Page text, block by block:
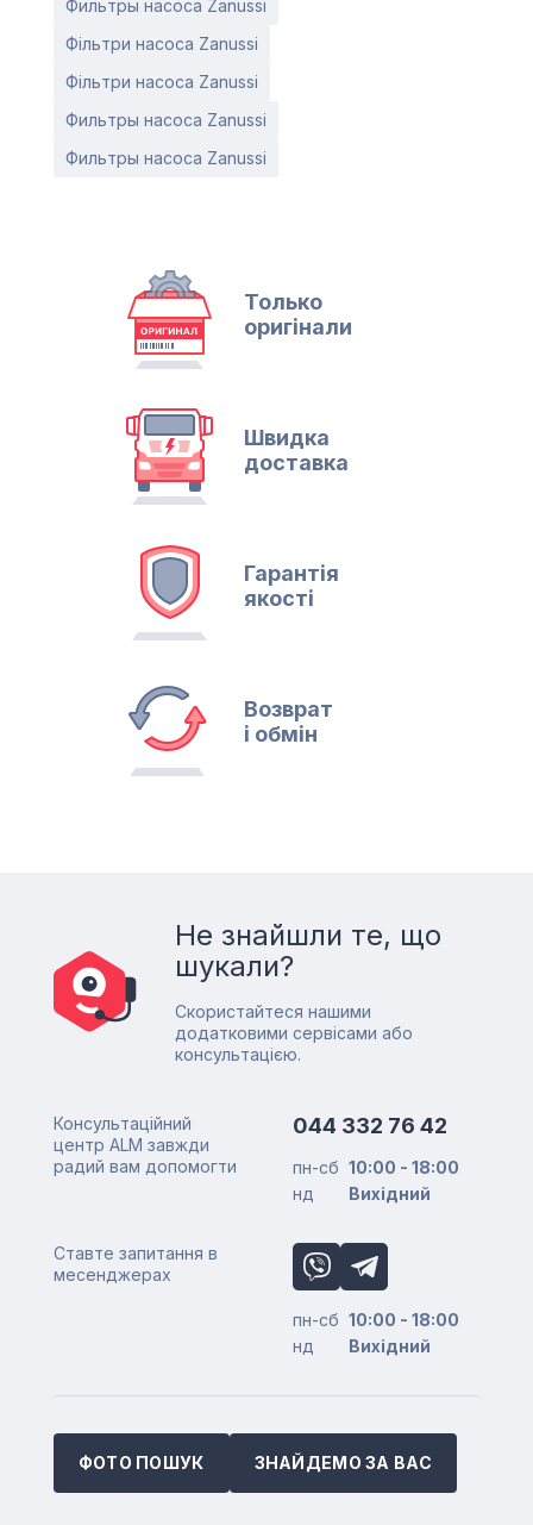
Фильтры насоса Zanussi
Фільтри насоса Zanussi
Фільтри насоса Zanussi
Фильтры насоса Zanussi
Фильтры насоса Zanussi
Только
оригінали
Швидка
доставка
Гарантія
якості
Возврат
і обмін
Не знайшли те, що
шукали?
Скористайтеся нашими
додатковими сервісами або
консультацією.
Консультаційний
центр ALM завжди
радий вам допомогти
044 332 76 42
пн-сб 10:00 - 18:00
нд
Вихідний
Ставте запитання в
месенджерах
пн-сб 10:00 - 18:00
нд
Вихідний
ФОТО ПОШУК ЗНАЙДЕМО ЗА ВАС